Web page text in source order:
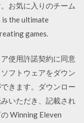
お気に入りのチーム
is the ultimate
games.
使用許諾契約に同意
フトウェアをダウン
きます。ダウンロー
いただき、記載され
Winning Eleven